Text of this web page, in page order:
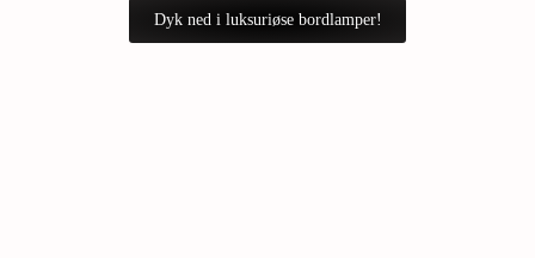
Dyk ned i luksuriøse bordlamper!